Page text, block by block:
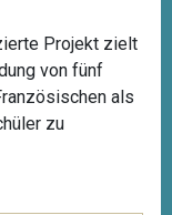
Projekt zielt
von fünf
als
zu